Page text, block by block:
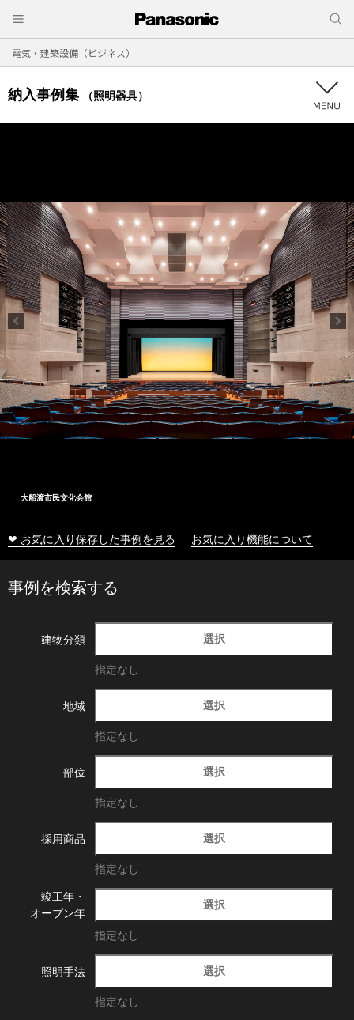
電気・建築設備（ビジネス）
納入事例集 （照明器具）
大船渡市民文化会館
❤ お気に入り保存した事例を見る お気に入り機能について
事例を検索する
建物分類 選択
指定なし
地域 選択
指定なし
部位 選択
指定なし
採用商品 選択
指定なし
竣工年・
オープン年
選択
指定なし
照明手法 選択
指定なし